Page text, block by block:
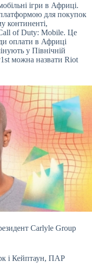
ігри в Африці.
для покупок
континенті,
Call of Duty: Mobile. Це
оплати в Африці
у Північній
можна назвати Riot
Carlyle Group
і Кейптаун, ПАР